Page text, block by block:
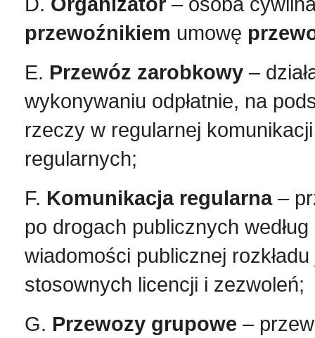
przewoźnikiem umowę
E. Przewóz zarobkowy –
wykonywaniu odpłatnie, na
rzeczy w regularnej
regularnych;
F. Komunikacja regularna–
po drogach publicznych
wiadomości publicznej
stosownych licencji i zezwoleń;
G. Przewozy grupowe –